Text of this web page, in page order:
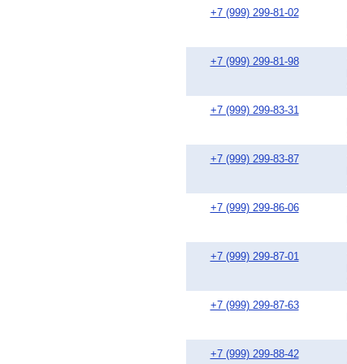
+7 (999) 299-81-02
+7 (999) 299-81-98
+7 (999) 299-83-31
+7 (999) 299-83-87
+7 (999) 299-86-06
+7 (999) 299-87-01
+7 (999) 299-87-63
+7 (999) 299-88-42